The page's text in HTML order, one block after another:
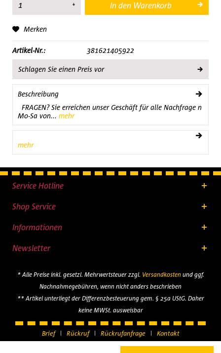
In den Warenkorb
Merken
Artikel-Nr.: 381621405922
Schlagen Sie einen Preis vor
Beschreibung
FRAGEN? Sie erreichen unser Geschäft für alle Nachfrage n
Mo-Sa von... mehr
mehr
Service Hotline
Shop Service
Informationen
Newsletter
* Alle Preise inkl. gesetzl. Mehrwertsteuer zzgl. Versandkostenund ggf.
Nachnahmegebühren, wenn nicht anders beschrieben
** Artikel unterliegt der Differenzbesteuerung gem. § 25a UStG. Daher
keine MWSt. ausweisbar
Brief Rückruf Rückrufanfrage Kontakt